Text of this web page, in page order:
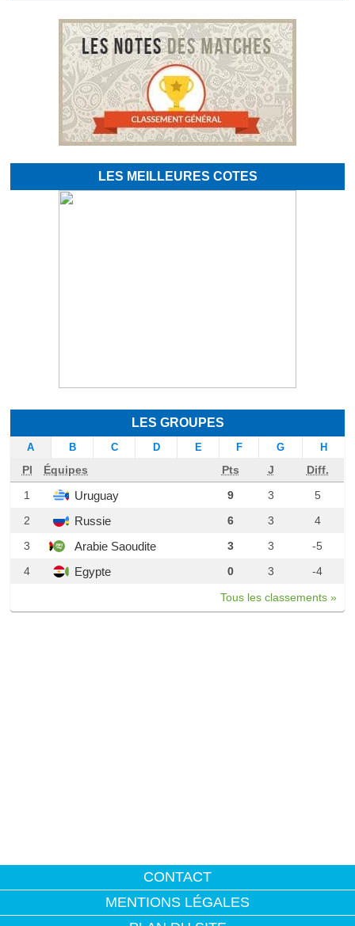
LES MEILLEURES COTES
LES GROUPES
A B C D E F G H
Pl Équipes Pts J
Diff.
1
Uruguay 9 3
5
2
Russie 6 3
4
3
Arabie Saoudite 3 3
-5
4
Egypte 0 3 -4
Tous les classements »
CONTACT
MENTIONS LÉGALES